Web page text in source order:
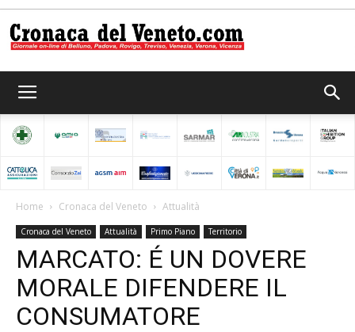
del
Veneto
Home Cronaca del Veneto Attualità
Cronaca del Veneto Attualità Primo Piano Territorio
MARCATO: É UN DOVERE
MORALE DIFENDERE IL
CONSUMATORE